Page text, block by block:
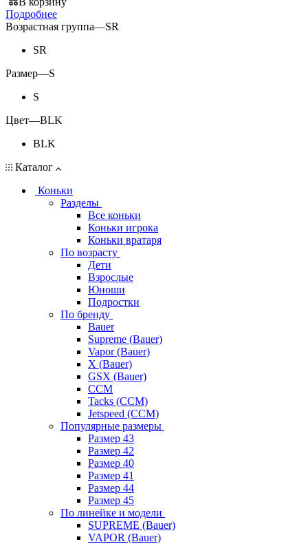
Подробнее
Возрастная группа—SR
SR
Размер—S
S
Цвет—BLK
BLK
Каталог
Коньки
Разделы
Все коньки
Коньки игрока
Коньки вратаря
По возрасту
Дети
Взрослые
Юноши
Подростки
По бренду
Bauer
Supreme (Bauer)
Vapor (Bauer)
X (Bauer)
GSX (Bauer)
CCM
Tacks (CCM)
Jetspeed (CCM)
Популярные размеры
Размер 43
Размер 42
Размер 40
Размер 41
Размер 44
Размер 45
По линейке и модели
SUPREME (Bauer)
VAPOR (Bauer)